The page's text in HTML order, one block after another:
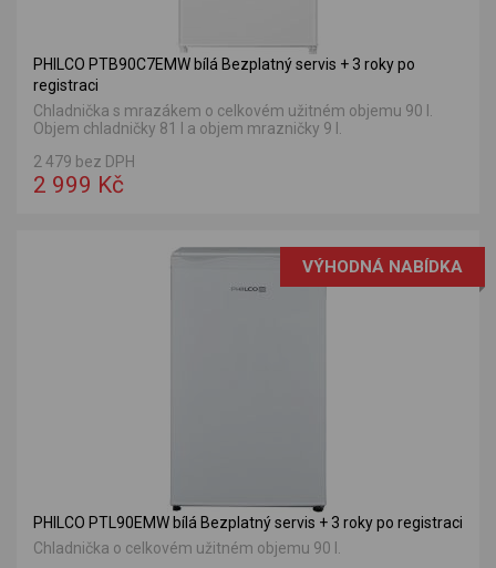
PHILCO PTB90C7EMW bílá Bezplatný servis + 3 roky po
registraci
Chladnička s mrazákem o celkovém užitném objemu 90 l.
Objem chladničky 81 l a objem mrazničky 9 l.
2 479 bez DPH
2 999 Kč
VÝHODNÁ NABÍDKA
PHILCO PTL90EMW bílá Bezplatný servis + 3 roky po registraci
Chladnička o celkovém užitném objemu 90 l.